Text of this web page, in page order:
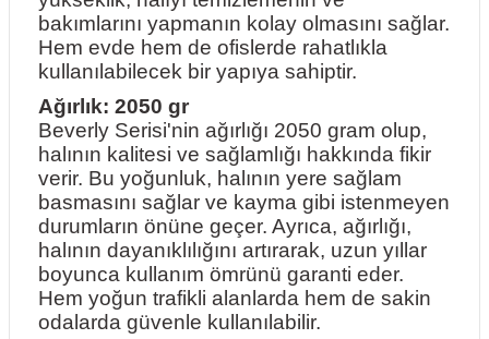
bakımlarını yapmanın kolay olmasını sağlar.
Hem evde hem de ofislerde rahatlıkla
kullanılabilecek bir yapıya sahiptir.
Ağırlık: 2050 gr
Beverly Serisi'nin ağırlığı 2050 gram olup,
halının kalitesi ve sağlamlığı hakkında fikir
verir. Bu yoğunluk, halının yere sağlam
basmasını sağlar ve kayma gibi istenmeyen
durumların önüne geçer. Ayrıca, ağırlığı,
halının dayanıklılığını artırarak, uzun yıllar
boyunca kullanım ömrünü garanti eder.
Hem yoğun trafikli alanlarda hem de sakin
odalarda güvenle kullanılabilir.